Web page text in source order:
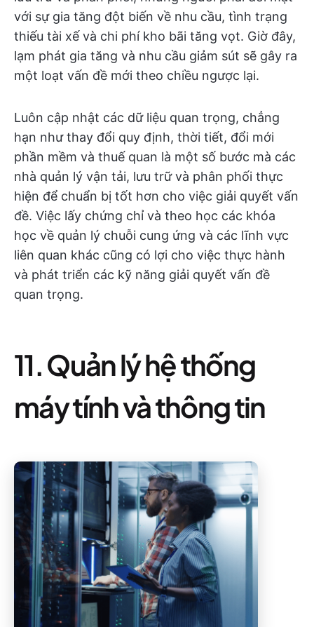
với sự gia tăng đột biến về nhu cầu, tình trạng
thiếu tài xế và chi phí kho bãi tăng vọt. Giờ đây,
lạm phát gia tăng và nhu cầu giảm sút sẽ gây ra
một loạt vấn đề mới theo chiều ngược lại.
Luôn cập nhật các dữ liệu quan trọng, chẳng
hạn như thay đổi quy định, thời tiết, đổi mới
phần mềm và thuế quan là một số bước mà các
nhà quản lý vận tải, lưu trữ và phân phối thực
hiện để chuẩn bị tốt hơn cho việc giải quyết vấn
đề. Việc lấy chứng chỉ và theo học các khóa
học về quản lý chuỗi cung ứng và các lĩnh vực
liên quan khác cũng có lợi cho việc thực hành
và phát triển các kỹ năng giải quyết vấn đề
quan trọng.
11. Quản lý hệ thống
máy tính và thông tin